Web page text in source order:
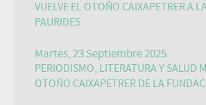
VUELVE EL OTOÑO CAIXAPETRER A
PAURIDES
Martes, 23 Septiembre 2025
PERIODISMO, LITERATURA Y SALUD
OTOÑO CAIXAPETRER DE LA